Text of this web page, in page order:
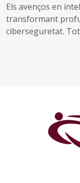
Els avenços en
transformant
ciberseguretat.
presentat el Pla
iniciativa que
indústria i
reforçar la
vol garantir que